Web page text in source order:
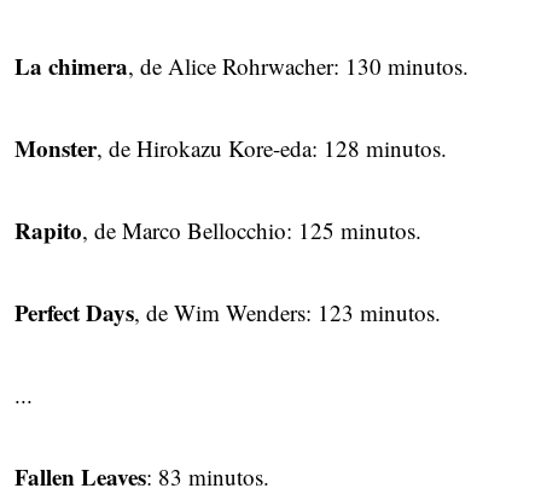
La chimera, de Alice Rohrwacher: 130 minutos.
Monster, de Hirokazu Kore-eda: 128 minutos.
Rapito, de Marco Bellocchio: 125 minutos.
Perfect Days, de Wim Wenders: 123 minutos.
...
Fallen Leaves: 83 minutos.